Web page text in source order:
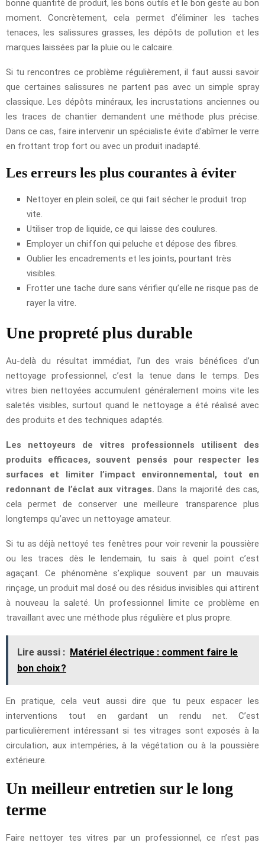
bonne quantité de produit, les bons outils et le bon geste au bon
moment. Concrètement, cela permet d’éliminer les taches
tenaces, les salissures grasses, les dépôts de pollution et les
marques laissées par la pluie ou le calcaire.
Si tu rencontres ce problème régulièrement, il faut aussi savoir
que certaines salissures ne partent pas avec un simple spray
classique. Les dépôts minéraux, les incrustations anciennes ou
les traces de chantier demandent une méthode plus précise.
Dans ce cas, faire intervenir un spécialiste évite d’abîmer le verre
en frottant trop fort ou avec un produit inadapté.
Les erreurs les plus courantes à éviter
Nettoyer en plein soleil, ce qui fait sécher le produit trop
vite.
Utiliser trop de liquide, ce qui laisse des coulures.
Employer un chiffon qui peluche et dépose des fibres.
Oublier les encadrements et les joints, pourtant très
visibles.
Frotter une tache dure sans vérifier qu’elle ne risque pas de
rayer la vitre.
Une propreté plus durable
Au-delà du résultat immédiat, l’un des vrais bénéfices d’un
nettoyage professionnel, c’est la tenue dans le temps. Des
vitres bien nettoyées accumulent généralement moins vite les
saletés visibles, surtout quand le nettoyage a été réalisé avec
des produits et des techniques adaptés.
Les nettoyeurs de vitres professionnels utilisent des
produits efficaces, souvent pensés pour respecter les
surfaces et limiter l’impact environnemental, tout en
redonnant de l’éclat aux vitrages. Dans la majorité des cas,
cela permet de conserver une meilleure transparence plus
longtemps qu’avec un nettoyage amateur.
Si tu as déjà nettoyé tes fenêtres pour voir revenir la poussière
ou les traces dès le lendemain, tu sais à quel point c’est
agaçant. Ce phénomène s’explique souvent par un mauvais
rinçage, un produit mal dosé ou des résidus invisibles qui attirent
à nouveau la saleté. Un professionnel limite ce problème en
travaillant avec une méthode plus régulière et plus propre.
Lire aussi : Matériel électrique : comment faire le
bon choix ?
En pratique, cela veut aussi dire que tu peux espacer les
interventions tout en gardant un rendu net. C’est
particulièrement intéressant si tes vitrages sont exposés à la
circulation, aux intempéries, à la végétation ou à la poussière
extérieure.
Un meilleur entretien sur le long
terme
Faire nettoyer tes vitres par un professionnel, ce n’est pas